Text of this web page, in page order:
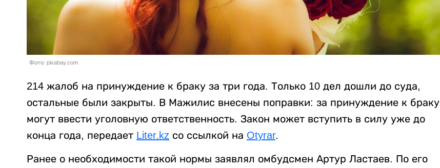
Фото: pixabay.com
214 жалоб на принуждение к браку за три года. Только 10 дел дошли до суда,
остальные были закрыты. В Мажилис внесены поправки: за принуждение к браку
могут ввести уголовную ответственность. Закон может вступить в силу уже до
конца года, передает Liter.kz со ссылкой на Otyrar.
Ранее о необходимости такой нормы заявлял омбудсмен Артур Ластаев. По его